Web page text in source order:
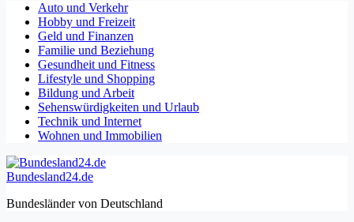
Auto und Verkehr
Hobby und Freizeit
Geld und Finanzen
Familie und Beziehung
Gesundheit und Fitness
Lifestyle und Shopping
Bildung und Arbeit
Sehenswürdigkeiten und Urlaub
Technik und Internet
Wohnen und Immobilien
Bundesland24.de
Bundesländer von Deutschland